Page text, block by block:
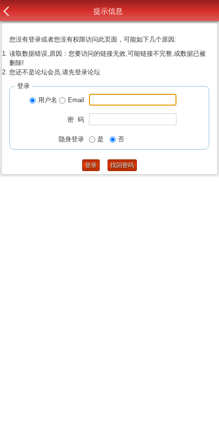
提示信息
您没有登录或者您没有权限访问此页面，可能如下几个原因:
读取数据错误,原因：您要访问的链接无效,可能链接不完整,或数据已被
删除!
您还不是论坛会员,请先登录论坛
登录
用户名
Email
密 码
隐身登录 是 否